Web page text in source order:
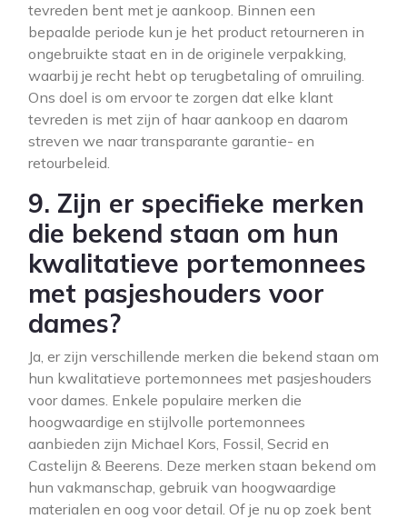
tevreden bent met je aankoop. Binnen een
bepaalde periode kun je het product retourneren in
ongebruikte staat en in de originele verpakking,
waarbij je recht hebt op terugbetaling of omruiling.
Ons doel is om ervoor te zorgen dat elke klant
tevreden is met zijn of haar aankoop en daarom
streven we naar transparante garantie- en
retourbeleid.
9. Zijn er specifieke merken
die bekend staan om hun
kwalitatieve portemonnees
met pasjeshouders voor
dames?
Ja, er zijn verschillende merken die bekend staan om
hun kwalitatieve portemonnees met pasjeshouders
voor dames. Enkele populaire merken die
hoogwaardige en stijlvolle portemonnees
aanbieden zijn Michael Kors, Fossil, Secrid en
Castelijn & Beerens. Deze merken staan bekend om
hun vakmanschap, gebruik van hoogwaardige
materialen en oog voor detail. Of je nu op zoek bent